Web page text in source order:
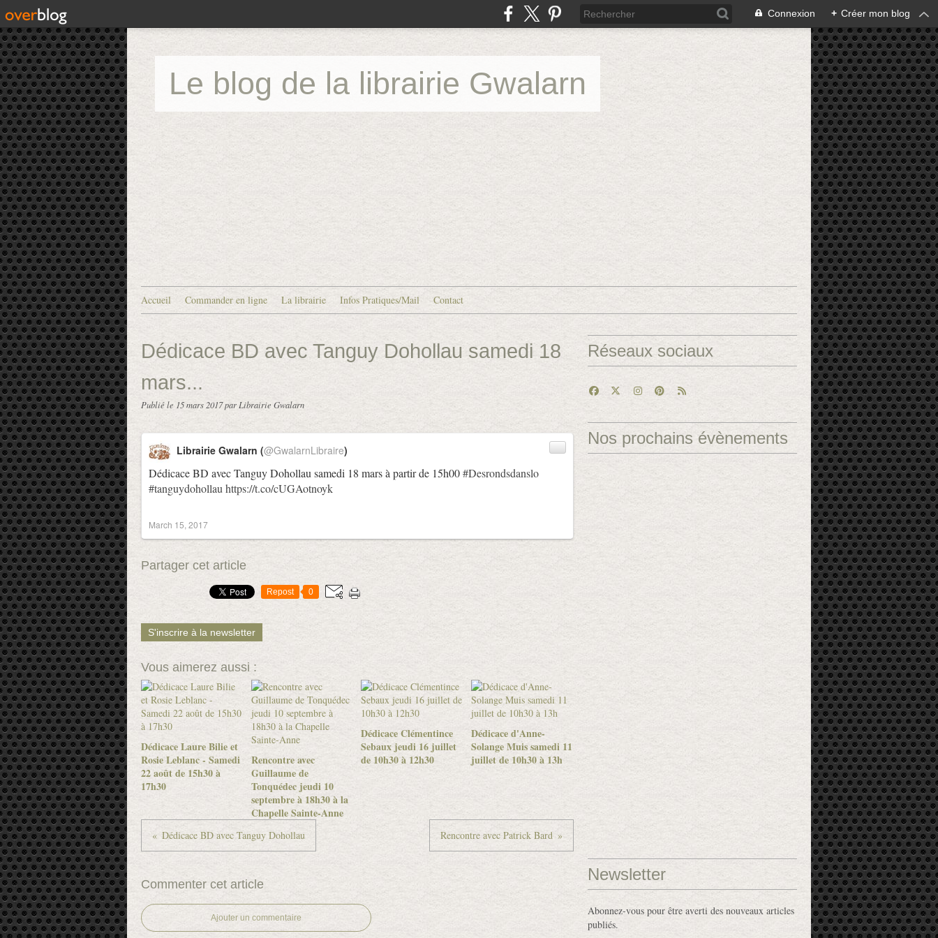
Connexion + Créer mon blog
Le blog de la librairie Gwalarn
Accueil Commander en ligne La librairie Infos Pratiques/Mail Contact
Dédicace BD avec Tanguy Dohollau samedi 18
mars...
Publié le 15 mars 2017par Librairie Gwalarn
Dédicace BD avec Tanguy Dohollau samedi 18 mars à partir de 15h00#Desrondsdanslo
#tanguydohollau https://t.co/cUGAotnoyk
Librairie Gwalarn (@GwalarnLibraire)
March 15, 2017
Partager cet article
Repost 0
S'inscrire à la newsletter
Vous aimerez aussi :
Dédicace Laure Bilie et
Rosie Leblanc - Samedi
22 août de 15h30 à
17h30
Rencontre avec
Guillaume de
Tonquédec jeudi 10
septembre à 18h30 à la
Chapelle Sainte-Anne
Dédicace Clémentince
Sebaux jeudi 16 juillet
de 10h30 à 12h30
Dédicace d'Anne-
Solange Muis samedi 11
juillet de 10h30 à 13h
Dédicace BD avec Tanguy Dohollau Rencontre avec Patrick Bard
Commenter cet article
Ajouter un commentaire
Réseaux sociaux
Nos prochains évènements
Newsletter
Abonnez-vous pour être averti des nouveaux articles
publiés.